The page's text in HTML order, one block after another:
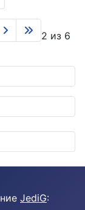
2 из 6
JediG: